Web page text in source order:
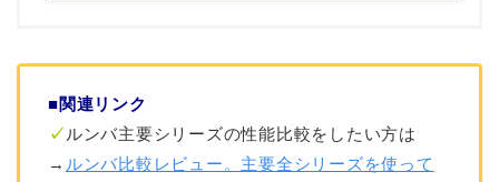
■関連リンク
✓ ルンバ主要シリーズの性能比較をしたい方は
→ ルンバ比較レビュー。主要全シリーズを使って